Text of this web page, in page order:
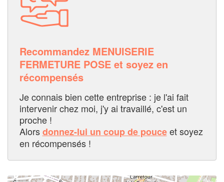
Recommandez MENUISERIE
FERMETURE POSE et soyez en
récompensés
Je connais bien cette entreprise : je l'ai fait
intervenir chez moi, j'y ai travaillé, c'est un
proche !
Alorsdonnez-lui un coup de pouceet soyez
en récompensés !